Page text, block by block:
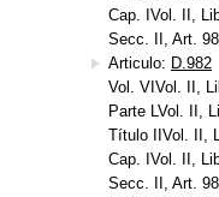
Cap. IVol. II,
Secc. II, Art.
Articulo: D.982
Vol. VIVol. II,
Parte LVol. II,
Título IIVol. II,
Cap. IVol. II,
Secc. II, Art.